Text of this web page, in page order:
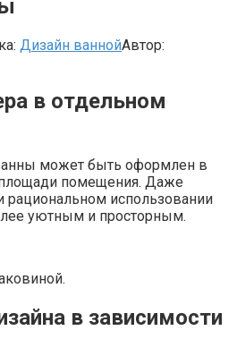
Дизайн ваннойАвтор:
в отдельном
может быть оформлен в
помещения. Даже
рациональном использовании
уютным и просторным.
в зависимости